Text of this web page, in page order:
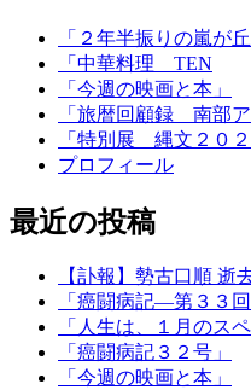
「２年半振りの嵐が
「中華料理 TEN
「今週の映画と本」
「旅暦回顧録 南部ア
「特別展 縄文２０
プロフィール
最近の投稿
【訃報】勢古口順 逝
「癌闘病記―第３３回
「人生は、１月のス
「癌闘病記３２号」
「今週の映画と本」